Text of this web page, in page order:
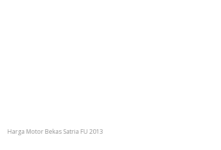
Harga Motor Bekas Satria FU 2013